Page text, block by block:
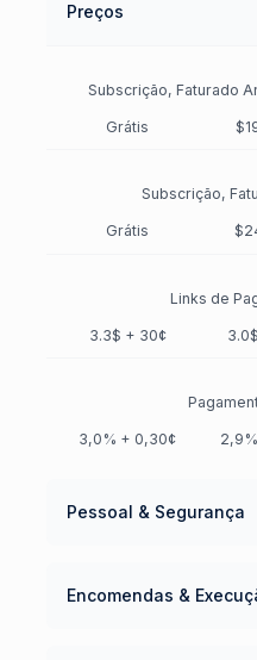
Preços
Subscrição, Faturado
Grátis
Subscrição,
Grátis
Links de
3.3$ + 30¢
3,0% + 0,30¢
Pessoal & Segurança
Registo de
Encomendas &